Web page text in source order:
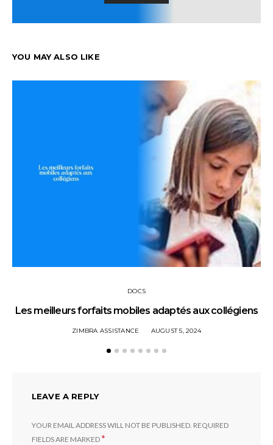
YOU MAY ALSO LIKE
DOCS
Les meilleurs forfaits mobiles adaptés aux collégiens
ZIMBRA ASSISTANCE AUGUST 5, 2024
LEAVE A REPLY
YOUR EMAIL ADDRESS WILL NOT BE PUBLISHED. REQUIRED
FIELDS ARE MARKED*